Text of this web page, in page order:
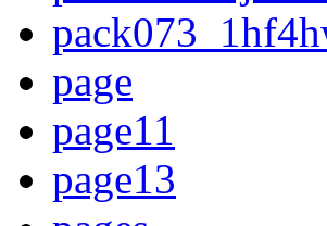
page
page11
page13